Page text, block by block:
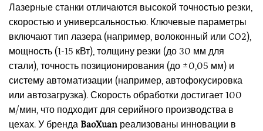
Лазерные станки отличаются высокой точностью резки,
скоростью и универсальностью. Ключевые параметры
включают тип лазера (например, волоконный или CO2),
мощность (1-15 кВт), толщину резки (до 30 мм для
стали), точность позиционирования (до ±0,05 мм) и
систему автоматизации (например, автофокусировка
или автозагрузка). Скорость обработки достигает 100
м/мин, что подходит для серийного производства в
цехах. У бренда BaoXuan реализованы инновации в